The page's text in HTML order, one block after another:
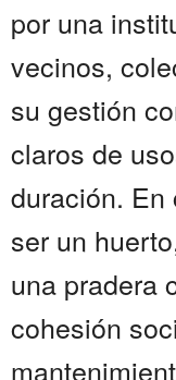
por una
vecinos,
su gestión
claros de
duración. En
ser un
una pradera
cohesión